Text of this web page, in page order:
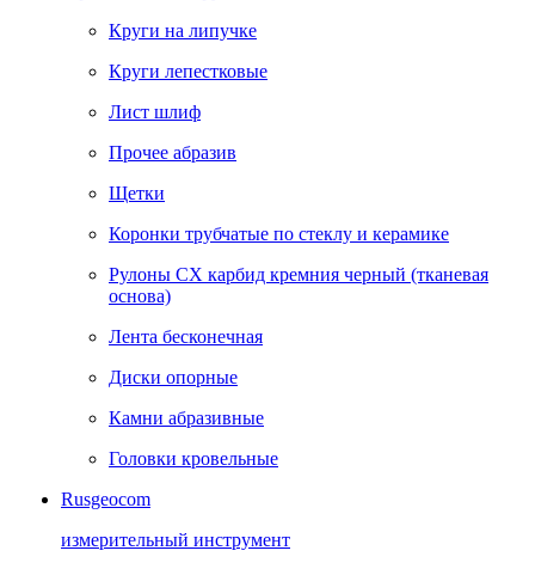
Круги на липучке
Круги лепестковые
Лист шлиф
Прочее абразив
Щетки
Коронки трубчатые по стеклу и керамике
Рулоны CX карбид кремния черный (тканевая
основа)
Лента бесконечная
Диски опорные
Камни абразивные
Головки кровельные
Rusgeocom
измерительный инструмент